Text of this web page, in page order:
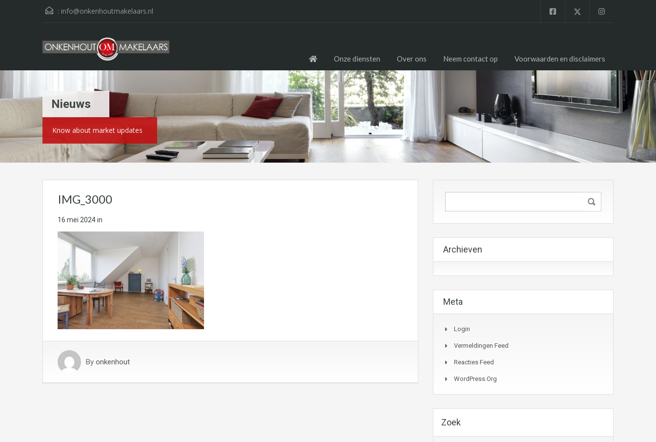
: info@onkenhoutmakelaars.nl
Onze diensten Over ons Neem contact op Voorwaarden en disclaimers
Nieuws
Know about market updates
IMG_3000
16 mei 2024in
By onkenhout
Archieven
Meta
Login
Vermeldingen Feed
Reacties Feed
WordPress.org
Zoek